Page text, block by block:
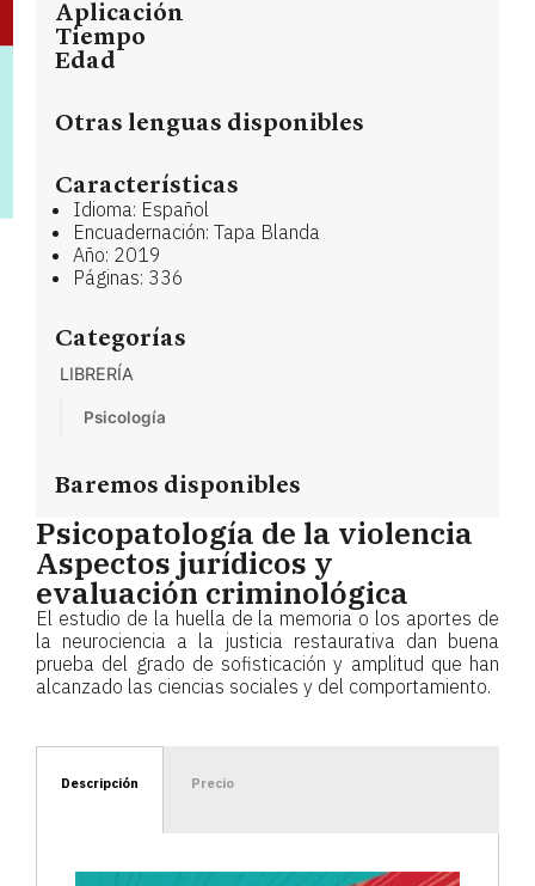
Aplicación
Tiempo
Edad
Otras lenguas disponibles
Características
Idioma: Español
Encuadernación: Tapa Blanda
Año: 2019
Páginas: 336
Categorías
LIBRERÍA
Psicología
Baremos disponibles
Psicopatología de la violencia
Aspectos jurídicos y
evaluación criminológica
El estudio de la huella de la memoria o los aportes de
la neurociencia a la justicia restaurativa dan buena
prueba del grado de sofisticación y amplitud que han
alcanzado las ciencias sociales y del comportamiento.
Descripción Precio